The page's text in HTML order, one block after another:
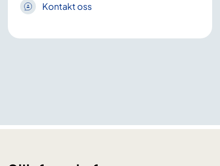
Kontakt oss